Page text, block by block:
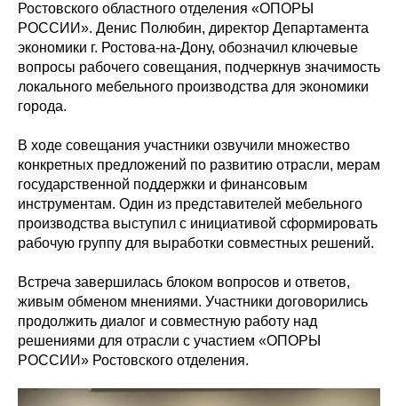
Ростовского областного отделения «ОПОРЫ
РОССИИ». Денис Полюбин, директор Департамента
экономики г. Ростова-на-Дону, обозначил ключевые
вопросы рабочего совещания, подчеркнув значимость
локального мебельного производства для экономики
города.
В ходе совещания участники озвучили множество
конкретных предложений по развитию отрасли, мерам
государственной поддержки и финансовым
инструментам. Один из представителей мебельного
производства выступил с инициативой сформировать
рабочую группу для выработки совместных решений.
Встреча завершилась блоком вопросов и ответов,
живым обменом мнениями. Участники договорились
продолжить диалог и совместную работу над
решениями для отрасли с участием «ОПОРЫ
РОССИИ» Ростовского отделения.